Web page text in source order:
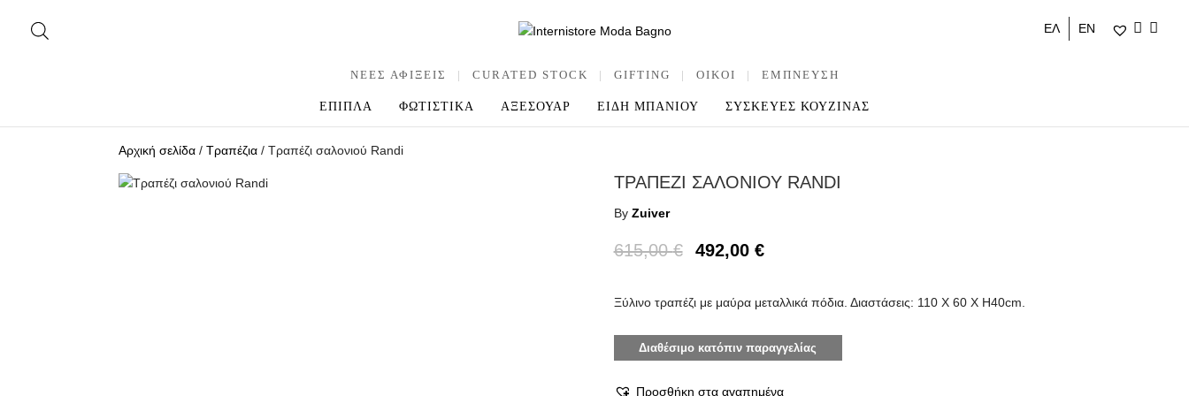
ΕΛ ΕΝ
ΝΕΕΣ ΑΦΙΞΕΙΣ | CURATED STOCK | GIFTING | OIKOI | ΕΜΠΝΕΥΣΗ
ΕΠΙΠΛΑ ΦΩΤΙΣΤΙΚΑ ΑΞΕΣΟΥΑΡ ΕΙΔΗ ΜΠΑΝΙΟΥ ΣΥΣΚΕΥΕΣ ΚΟΥΖΙΝΑΣ
Αρχική σελίδα /Τραπέζια / Τραπέζι σαλονιού Randi
ΤΡΑΠΕΖΙ ΣΑΛΟΝΙΟΥ RANDI
By Zuiver
615,00€ 492,00 €
Ξύλινο τραπέζι με μαύρα μεταλλικά πόδια. Διαστάσεις: 110 Χ 60 Χ Η40cm.
Διαθέσιμο κατόπιν παραγγελίας
Προσθήκη στα αγαπημένα